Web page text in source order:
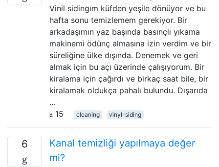
Vinil sidingım küfden yeşile dönüyor ve bu
hafta sonu temizlemem gerekiyor. Bir
arkadaşımın yaz başında basınçlı yıkama
makinemi ödünç almasına izin verdim ve bir
süreliğine ülke dışında. Denemek ve geri
almak için bu açı üzerinde çalışıyorum. Bir
kiralama için çağırdı ve birkaç saat bile, bir
kiralamak oldukça pahalı bulundu. Dışarıda
…
15
cleaning vinyl-siding
6
Kanal temizliği yapılmaya değer
mi?